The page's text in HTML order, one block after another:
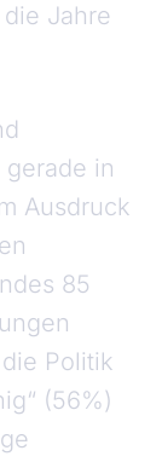
Jahre
in
Ausdruck
85
Politik
(56%)